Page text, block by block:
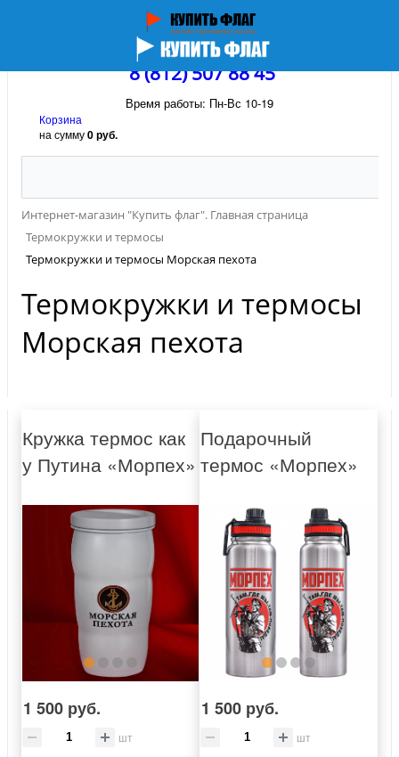
8 (812) 507 88 45
Время работы: Пн-Вс 10-19
Корзина
на сумму0 руб.
Интернет-магазин "Купить флаг". Главная страница
Термокружки и термосы
Термокружки и термосы Морская пехота
Термокружки и термосы
Морская пехота
Кружка термос как
у Путина «Морпех»
1 500 руб.
шт
Подарочный
термос «Морпех»
1 500 руб.
шт